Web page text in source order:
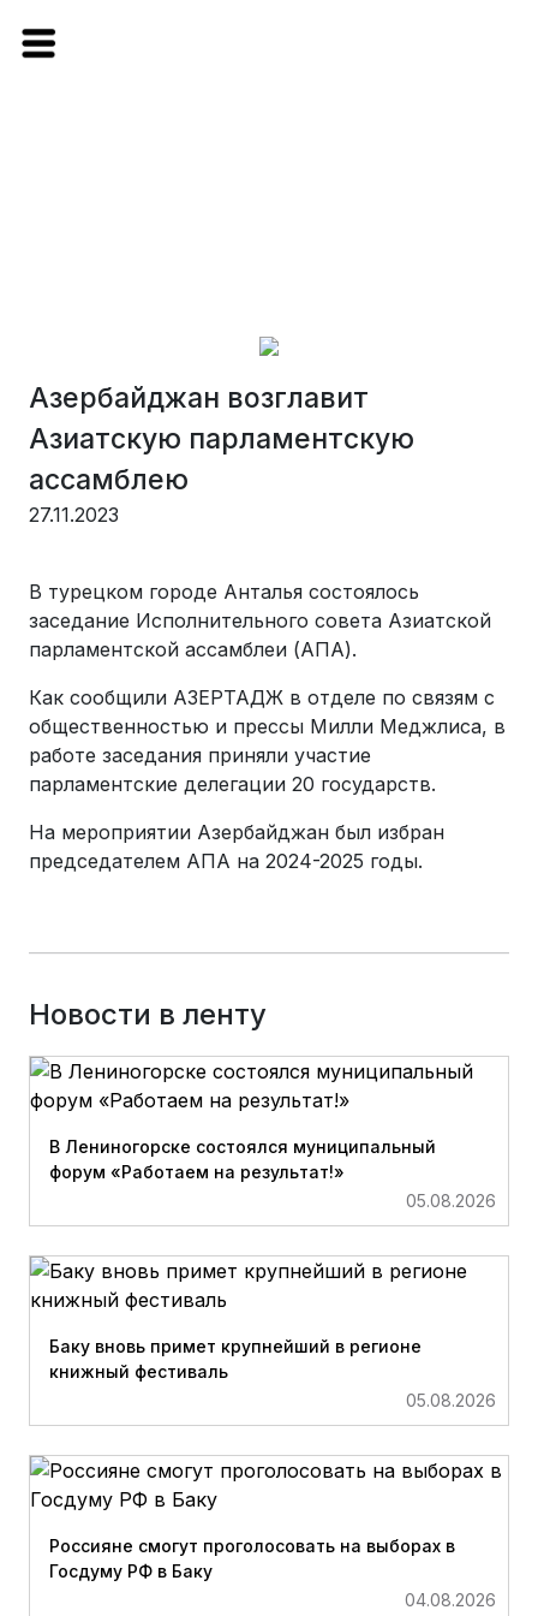
Азербайджан возглавит
Азиатскую парламентскую
ассамблею
27.11.2023
В турецком городе Анталья состоялось
заседание Исполнительного совета Азиатской
парламентской ассамблеи (АПА).
Как сообщили АЗЕРТАДЖ в отделе по связям с
общественностью и прессы Милли Меджлиса, в
работе заседания приняли участие
парламентские делегации 20 государств.
На мероприятии Азербайджан был избран
председателем АПА на 2024-2025 годы.
Новости в ленту
В Лениногорске состоялся муниципальный
форум «Работаем на результат!»
05.08.2026
Баку вновь примет крупнейший в регионе
книжный фестиваль
05.08.2026
Россияне смогут проголосовать на выборах в
Госдуму РФ в Баку
04.08.2026